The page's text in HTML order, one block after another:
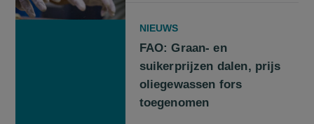
NIEUWS
FAO: Graan- en
suikerprijzen dalen, prijs
oliegewassen fors
toegenomen